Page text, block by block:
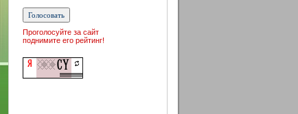
Проголосуйте за сайт
поднимите его рейтинг!